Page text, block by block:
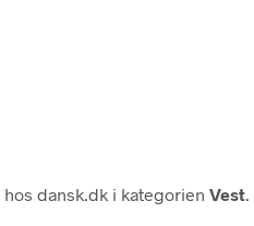
hos dansk.dk i kategorien Vest